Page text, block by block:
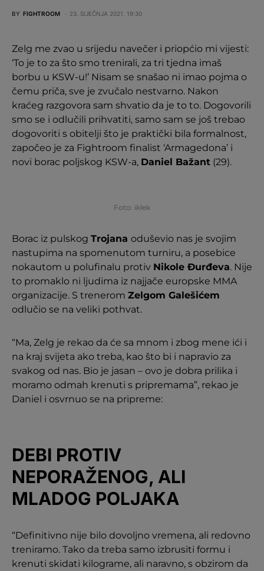
BY FIGHTROOM 23. SIJEČNJA 2021. 19:30
Zelg me zvao u srijedu navečer i priopćio mi vijesti:
‘To je to za što smo trenirali, za tri tjedna imaš
borbu u KSW-u!’ Nisam se snašao ni imao pojma o
čemu priča, sve je zvučalo nestvarno. Nakon
kraćeg razgovora sam shvatio da je to to. Dogovorili
smo se i odlučili prihvatiti, samo sam se još trebao
dogovoriti s obitelji što je praktički bila formalnost,
započeo je za Fightroom finalist ‘Armagedona’ i
novi borac poljskog KSW-a, Daniel Bažant (29).
Foto: iklek
Borac iz pulskog Trojana oduševio nas je svojim
nastupima na spomenutom turniru, a posebice
nokautom u polufinalu protiv Nikole Đurđeva. Nije
to promaklo ni ljudima iz najjače europske MMA
organizacije. S trenerom Zelgom Galešićem
odlučio se na veliki pothvat.
“Ma, Zelg je rekao da će sa mnom i zbog mene ići i
na kraj svijeta ako treba, kao što bi i napravio za
svakog od nas. Bio je jasan – ovo je dobra prilika i
moramo odmah krenuti s pripremama”, rekao je
Daniel i osvrnuo se na pripreme:
DEBI PROTIV
NEPORAŽENOG, ALI
MLADOG POLJAKA
“Definitivno nije bilo dovoljno vremena, ali redovno
treniramo. Tako da treba samo izbrusiti formu i
krenuti skidati kilograme, ali naravno, s obzirom da